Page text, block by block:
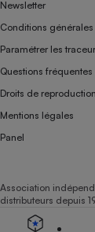
Newsletter
Conditions générales
Paramétrer les
Questions fréquentes
Droits de
Mentions légales
Panel
Association
distributeurs depuis